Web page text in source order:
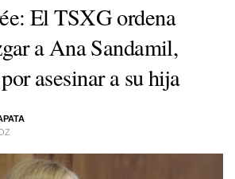
El TSXG ordena
a Ana Sandamil,
asesinar a su hija